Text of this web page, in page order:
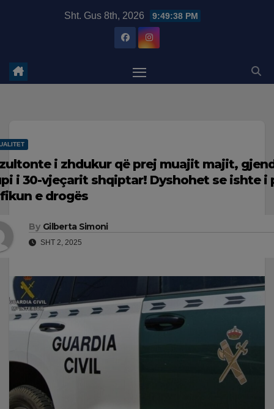
Sht. Gus 8th, 2026 9:49:39 PM
i zhdukur që prej muajit majit,
i 30-vjeçarit shqiptar! Dyshohet se ishte i
e drogës
By Gilberta Simoni
SHT 2, 2025